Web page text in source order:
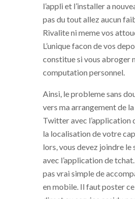
l’appli et l’installer a
pas du tout allez aucun
Rivalite ni meme vos
L’unique facon de vos
constitue si vous abroger
computation personnel.
Ainsi, le probleme sans
vers ma arrangement de
Twitter avec l’application
la localisation de votre
lors, vous devez joindre
avec l’application de
pas vrai simple de
en mobile. Il faut poster